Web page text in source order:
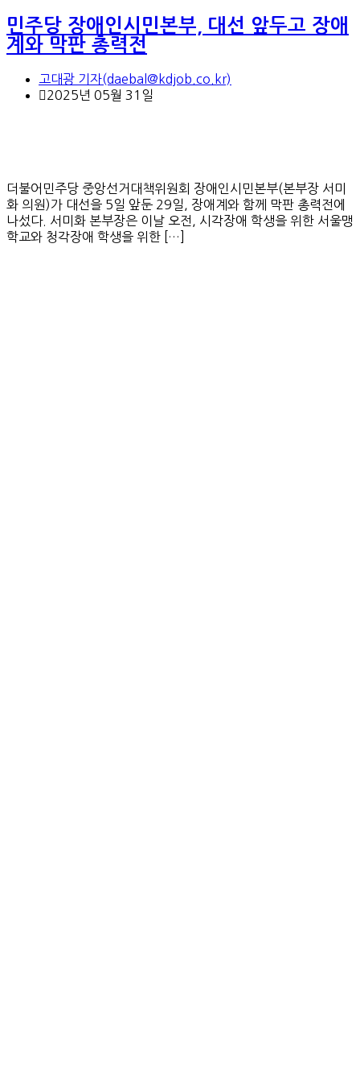
민주당 장애인시민본부, 대선 앞두고 장애
계와 막판 총력전
고대광 기자(daebal@kdjob.co.kr)
2025년 05월 31일
더불어민주당 중앙선거대책위원회 장애인시민본부(본부장 서미
화 의원)가 대선을 5일 앞둔 29일, 장애계와 함께 막판 총력전에
나섰다. 서미화 본부장은 이날 오전, 시각장애 학생을 위한 서울맹
학교와 청각장애 학생을 위한 […]